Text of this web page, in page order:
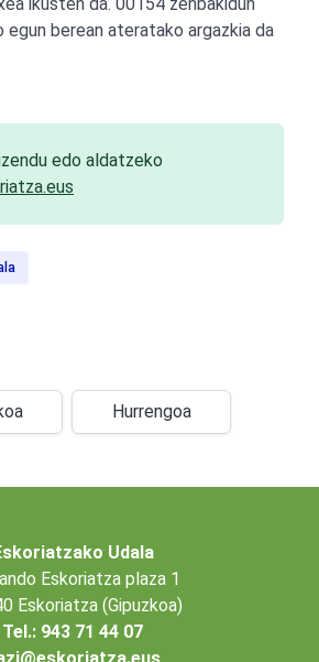
egun berean ateratako argazkia da
edo aldatzeko
Hurrengoa
Udala
Eskoriatza plaza 1
Eskoriatza (Gipuzkoa)
Tel.: 943 71 44 07